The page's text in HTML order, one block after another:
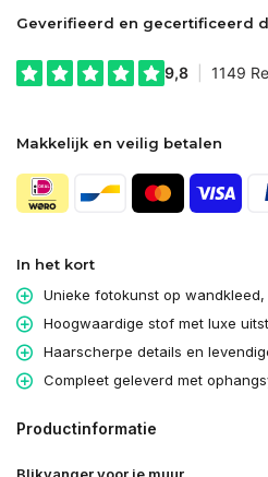
Geverifieerd en gecertificeerd
Makkelijk en veilig betalen
In het kort
Unieke fotokunst op
Hoogwaardige stof met luxe
Haarscherpe details en
Compleet geleverd met
Productinformatie